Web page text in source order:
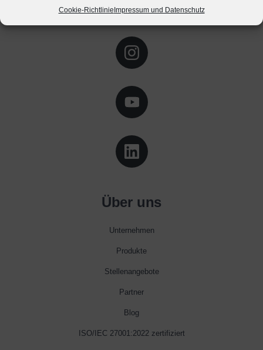
Cookie-Richtlinie Impressum und Datenschutz
Über uns
Unternehmen
Produkte
Stellenangebote
Partner
Blog
ISO/IEC 27001:2022 zertifiziert